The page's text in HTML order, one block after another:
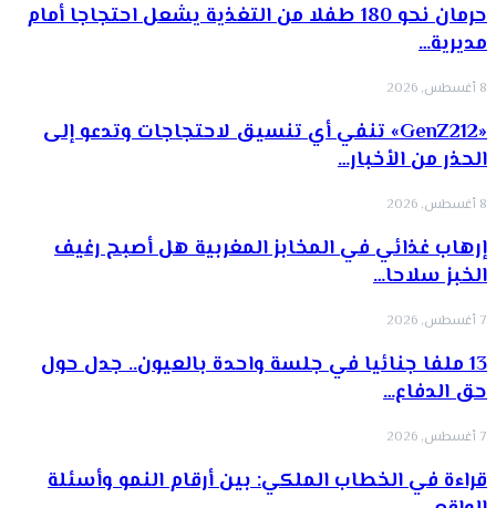
حرمان نحو 180 طفلا من التغذية يشعل احتجاجا أمام
مديرية…
8 أغسطس, 2026
«GenZ212» تنفي أي تنسيق لاحتجاجات وتدعو إلى
الحذر من الأخبار…
8 أغسطس, 2026
إرهاب غذائي في المخابز المغربية هل أصبح رغيف
الخبز سلاحا…
7 أغسطس, 2026
13 ملفا جنائيا في جلسة واحدة بالعيون.. جدل حول
حق الدفاع…
7 أغسطس, 2026
قراءة في الخطاب الملكي: بين أرقام النمو وأسئلة